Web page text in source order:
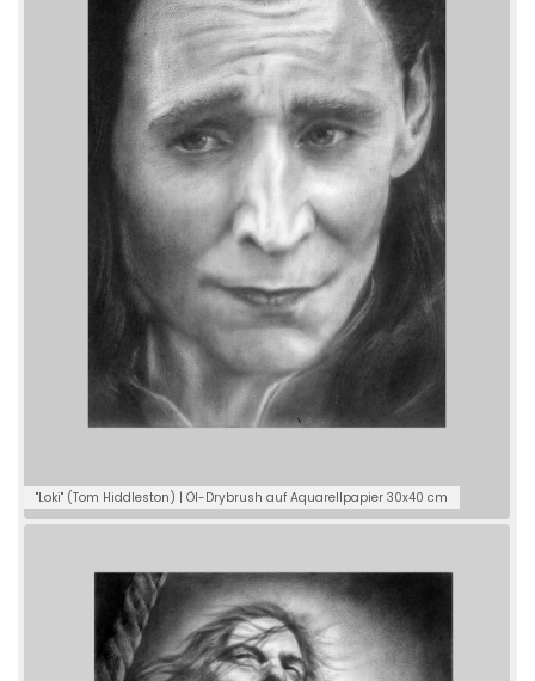
"Loki" (Tom Hiddleston) | Öl-Drybrush auf Aquarellpapier 30x40 cm